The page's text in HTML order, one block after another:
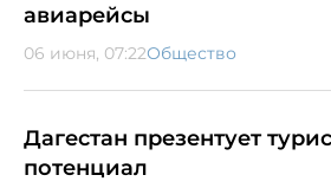
авиарейсы
06 июня, 07:22Общество
Дагестан презентует
потенциал